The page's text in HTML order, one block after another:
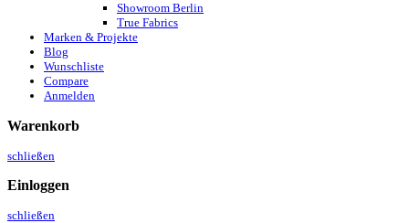
Showroom Berlin
True Fabrics
Marken & Projekte
Blog
Wunschliste
Compare
Anmelden
Warenkorb
schließen
Einloggen
schließen